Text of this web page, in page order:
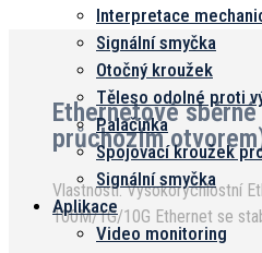
Interpretace
Signální smyčka
Otočný kroužek
Těleso odolné proti
Palačinka
Spojovací kroužek
Signální smyčka
Aplikace
Video monitoring
Ethernetové
průchozím
Vlastnosti: Vysokorychlostní
100M/1G/10G Ethernet se
nulovou ztrátou paketů a